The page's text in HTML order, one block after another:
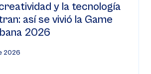
y la tecnología
así se vivió la Game
2026
2026